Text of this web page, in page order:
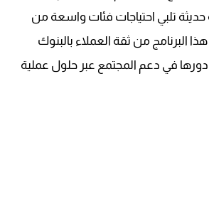
تلبي احتياجات فئات واسعة من
البرنامج من ثقة العملاء بالبنوك
في دعم المجتمع عبر حلول عملية